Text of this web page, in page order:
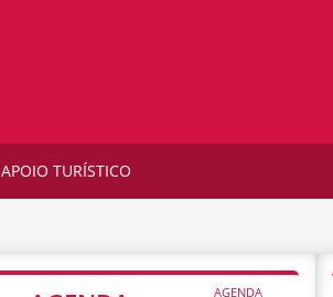
APOIO TURÍSTICO
AGENDA